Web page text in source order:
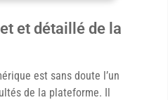
et détaillé de la
est sans doute l’un
de la plateforme. Il